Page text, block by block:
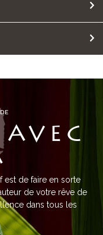
est de faire en sorte
de votre rêve de
dans tous les